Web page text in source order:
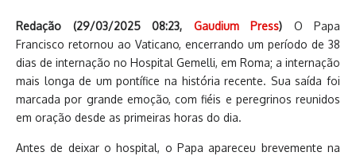
Redação (29/03/2025 08:23, Gaudium Press) O Papa
Francisco retornou ao Vaticano, encerrando um período de 38
dias de internação no Hospital Gemelli, em Roma; a internação
mais longa de um pontífice na história recente. Sua saída foi
marcada por grande emoção, com fiéis e peregrinos reunidos
em oração desde as primeiras horas do dia.
Antes de deixar o hospital, o Papa apareceu brevemente na